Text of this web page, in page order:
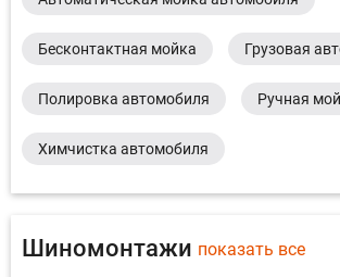
Бесконтактная мойка Грузовая
Полировка автомобиля Ручная
Химчистка автомобиля
Шиномонтажи показать все